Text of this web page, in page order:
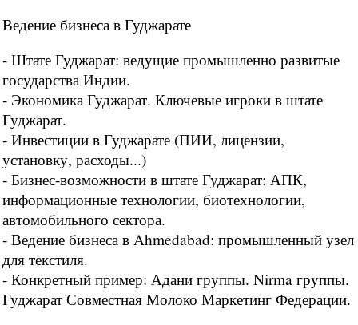
Ведение бизнеса в Гуджарате
- Штате Гуджарат: ведущие промышленно развитые
государства Индии.
- Экономика Гуджарат. Ключевые игроки в штате
Гуджарат.
- Инвестиции в Гуджарате (ПИИ, лицензии,
установку, расходы...)
- Бизнес-возможности в штате Гуджарат: АПК,
информационные технологии, биотехнологии,
автомобильного сектора.
- Ведение бизнеса в Ahmedabad: промышленный узел
для текстиля.
- Конкретный пример: Адани группы. Nirma группы.
Гуджарат Совместная Молоко Маркетинг Федерации.